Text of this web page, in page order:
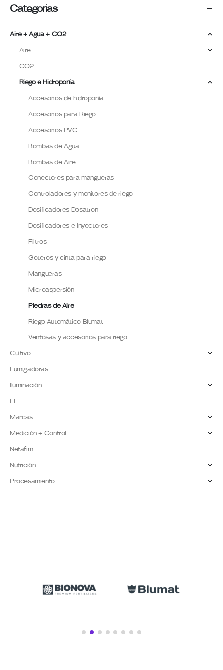
Categorias
Aire + Agua + CO2
Aire
CO2
Riego e Hidroponía
Accesorios de hidroponía
Accesorios para Riego
Accesorios PVC
Bombas de Agua
Bombas de Aire
Conectores para mangueras
Controladores y monitores de riego
Dosificadores Dosatron
Dosificadores e Inyectores
Filtros
Goteros y cinta para riego
Mangueras
Microaspersión
Piedras de Aire
Riego Automático Blumat
Ventosas y accesorios para riego
Cultivo
Fumigadoras
Iluminación
LI
Marcas
Medición + Control
Netafim
Nutrición
Procesamiento